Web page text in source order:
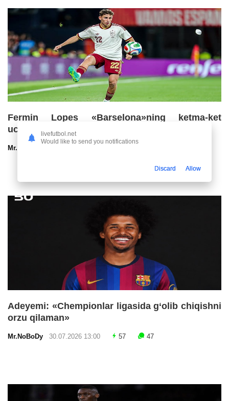
Fermin Lopes «Barselona»ning ketma-ket
uchinchi chempionlik imkoniyatlarini baholadi
Mr.NoBoDy
Adeyemi: «Chempionlar ligasida g‘olib chiqishni
orzu qilaman»
Mr.NoBoDy 30.07.2026 13:00 57 47
livefutbol.net
Would like to send you notifications
Discard Allow